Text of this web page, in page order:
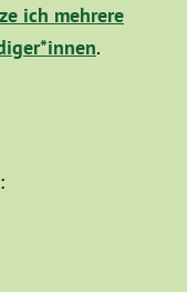
ich mehrere
.